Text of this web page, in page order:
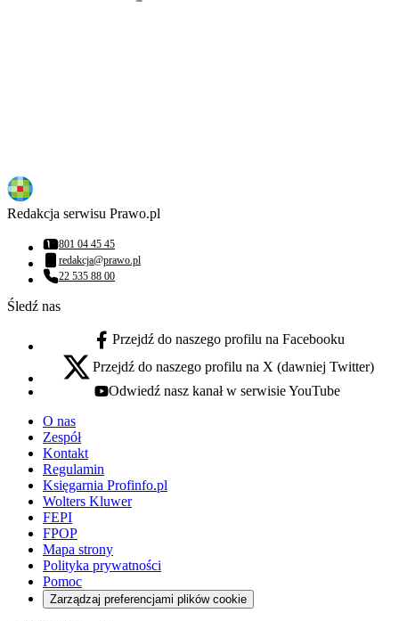
Redakcja serwisu Prawo.pl
Numer telefonu:
801 04 45 45
Adres email:
redakcja@prawo.pl
Numer telefonu:
22 535 88 00
Śledź nas
facebook - otwiera się w nowej karcie
Przejdź do naszego profilu na Facebooku
x - otwiera się w nowej karcie
Przejdź do naszego profilu na X (dawniej Twitter)
youtube - otwiera się w nowej karcie
Odwiedź nasz kanał w serwisie YouTube
O nas
Zespół
Kontakt
Regulamin
Księgarnia Profinfo.pl
Wolters Kluwer
FEPI
FPOP
Mapa strony
Polityka prywatności
Pomoc
Zarządzaj preferencjami plików cookie